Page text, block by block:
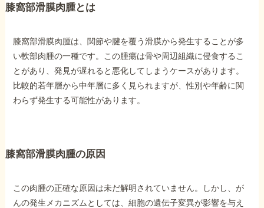
で受給相談をする
他社と何が違うの？
当事務所に
依頼するメリット
089-907-3797
膝窩部滑膜肉腫とは
膝窩部滑膜肉腫は、関節や腱を覆う滑膜から発生することが多
い軟部肉腫の一種です。この腫瘍は骨や周辺組織に侵食するこ
とがあり、発見が遅れると悪化してしまうケースがあります。
比較的若年層から中年層に多く見られますが、性別や年齢に関
わらず発生する可能性があります。
膝窩部滑膜肉腫の原因
この肉腫の正確な原因は未だ解明されていません。しかし、が
んの発生メカニズムとしては、細胞の遺伝子変異が影響を与え